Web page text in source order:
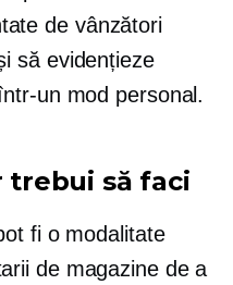
de vânzători
să evidențieze
un mod personal.
trebui să faci
fi o modalitate
de magazine de a